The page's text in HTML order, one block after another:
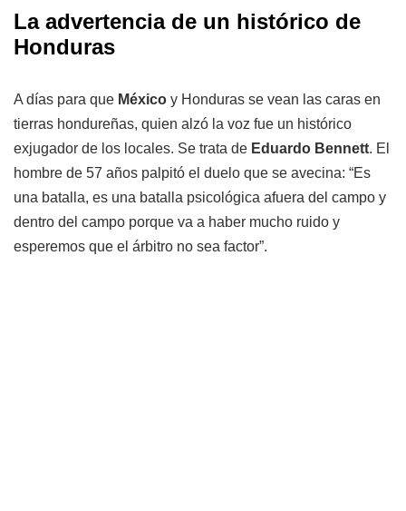
La advertencia de un histórico de
Honduras
A días para que México y Honduras se vean las caras en
tierras hondureñas, quien alzó la voz fue un histórico
exjugador de los locales. Se trata de Eduardo Bennett. El
hombre de 57 años palpitó el duelo que se avecina: “Es
una batalla, es una batalla psicológica afuera del campo y
dentro del campo porque va a haber mucho ruido y
esperemos que el árbitro no sea factor”.